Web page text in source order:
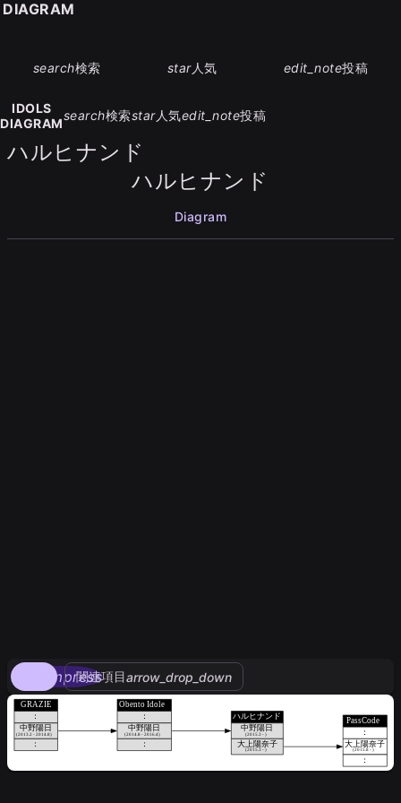
search検索 star人気 edit_note投稿
IDOLS
DIAGRAM
search検索star人気edit_note投稿
ハルヒナンド
ハルヒナンド
Diagram
compress
関連項目arrow_drop_down